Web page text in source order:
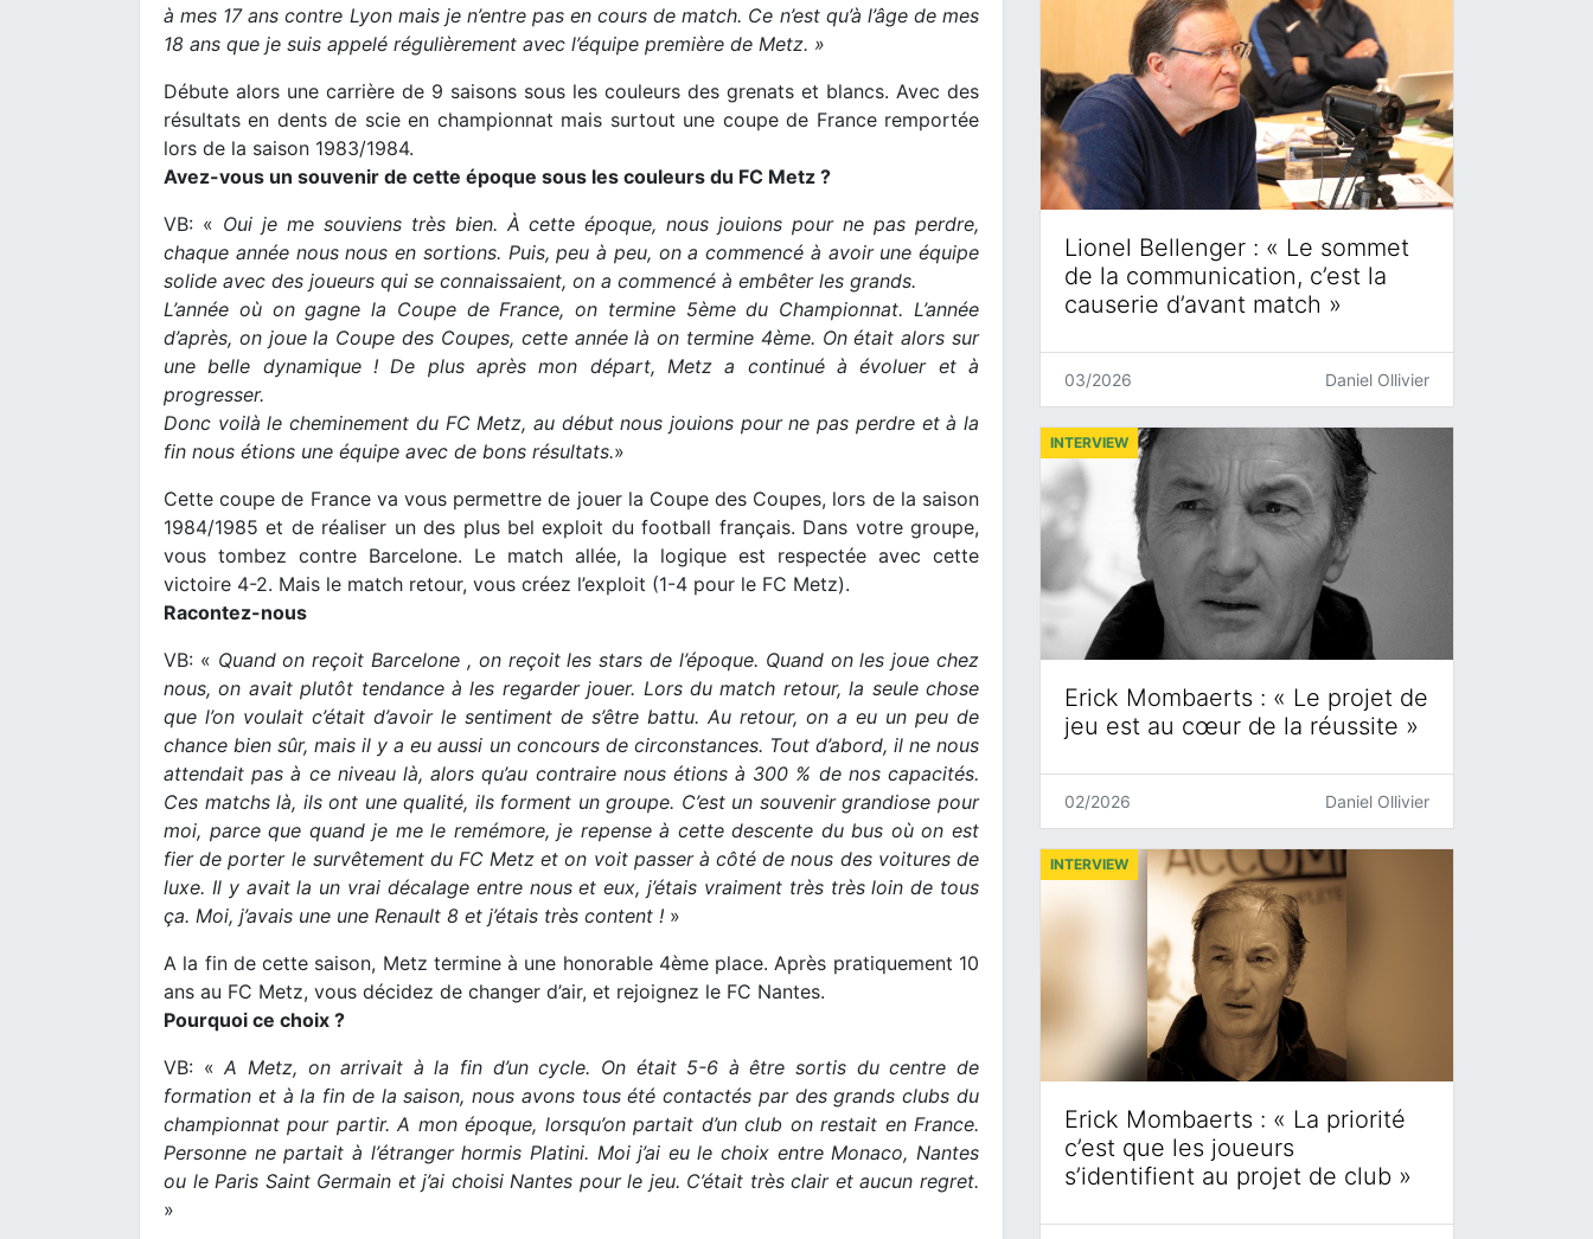
à mes 17 ans contre Lyon mais je n’entre pas en cours de match. Ce n’est qu’à l’âge de mes
18 ans que je suis appelé régulièrement avec l’équipe première de Metz. »
Débute alors une carrière de 9 saisons sous les couleurs des grenats et blancs. Avec des
résultats en dents de scie en championnat mais surtout une coupe de France remportée
lors de la saison 1983/1984.
Avez-vous un souvenir de cette époque sous les couleurs du FC Metz ?
VB: « Oui je me souviens très bien. À cette époque, nous jouions pour ne pas perdre,
chaque année nous nous en sortions. Puis, peu à peu, on a commencé à avoir une équipe
solide avec des joueurs qui se connaissaient, on a commencé à embêter les grands.
L’année où on gagne la Coupe de France, on termine 5ème du Championnat. L’année
d’après, on joue la Coupe des Coupes, cette année là on termine 4ème. On était alors sur
une belle dynamique ! De plus après mon départ, Metz a continué à évoluer et à
progresser.
Donc voilà le cheminement du FC Metz, au début nous jouions pour ne pas perdre et à la
fin nous étions une équipe avec de bons résultats.»
Cette coupe de France va vous permettre de jouer la Coupe des Coupes, lors de la saison
1984/1985 et de réaliser un des plus bel exploit du football français. Dans votre groupe,
vous tombez contre Barcelone. Le match allée, la logique est respectée avec cette
victoire 4-2. Mais le match retour, vous créez l’exploit (1-4 pour le FC Metz).
Racontez-nous
VB: « Quand on reçoit Barcelone , on reçoit les stars de l’époque. Quand on les joue chez
nous, on avait plutôt tendance à les regarder jouer. Lors du match retour, la seule chose
que l’on voulait c’était d’avoir le sentiment de s’être battu. Au retour, on a eu un peu de
chance bien sûr, mais il y a eu aussi un concours de circonstances. Tout d’abord, il ne nous
attendait pas à ce niveau là, alors qu’au contraire nous étions à 300 % de nos capacités.
Ces matchs là, ils ont une qualité, ils forment un groupe. C’est un souvenir grandiose pour
moi, parce que quand je me le remémore, je repense à cette descente du bus où on est
fier de porter le survêtement du FC Metz et on voit passer à côté de nous des voitures de
luxe. Il y avait la un vrai décalage entre nous et eux, j’étais vraiment très très loin de tous
ça. Moi, j’avais une une Renault 8 et j’étais très content ! »
A la fin de cette saison, Metz termine à une honorable 4ème place. Après pratiquement 10
ans au FC Metz, vous décidez de changer d’air, et rejoignez le FC Nantes.
Pourquoi ce choix ?
VB: « A Metz, on arrivait à la fin d’un cycle. On était 5-6 à être sortis du centre de
formation et à la fin de la saison, nous avons tous été contactés par des grands clubs du
championnat pour partir. A mon époque, lorsqu’on partait d’un club on restait en France.
Personne ne partait à l’étranger hormis Platini. Moi j’ai eu le choix entre Monaco, Nantes
ou le Paris Saint Germain et j’ai choisi Nantes pour le jeu. C’était très clair et aucun regret.
»
Lionel Bellenger : « Le sommet
de la communication, c’est la
causerie d’avant match »
03/2026 Daniel Ollivier
Erick Mombaerts : « Le projet de
jeu est au cœur de la réussite »
INTERVIEW
02/2026 Daniel Ollivier
Erick Mombaerts : « La priorité
c’est que les joueurs
s’identifient au projet de club »
INTERVIEW